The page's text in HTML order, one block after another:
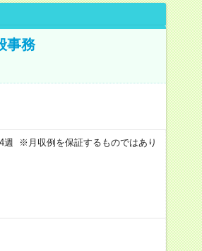
事務
※月収例を保証するものではあり